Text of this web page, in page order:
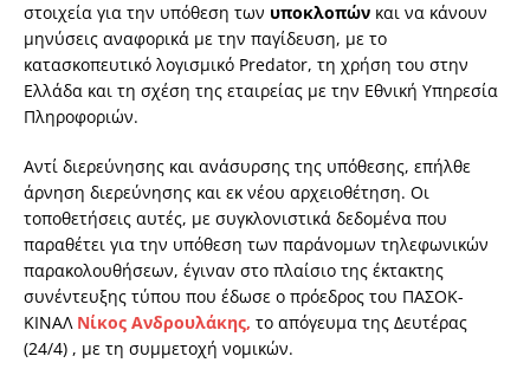
στοιχεία για την υπόθεση των υποκλοπών και να κάνουν
μηνύσεις αναφορικά με την παγίδευση, με το
κατασκοπευτικό λογισμικό Predator, τη χρήση του στην
Ελλάδα και τη σχέση της εταιρείας με την Εθνική Υπηρεσία
Πληροφοριών.
Αντί διερεύνησης και ανάσυρσης της υπόθεσης, επήλθε
άρνηση διερεύνησης και εκ νέου αρχειοθέτηση. Οι
τοποθετήσεις αυτές, με συγκλονιστικά δεδομένα που
παραθέτει για την υπόθεση των παράνομων τηλεφωνικών
παρακολουθήσεων, έγιναν στο πλαίσιο της έκτακτης
συνέντευξης τύπου που έδωσε ο πρόεδρος του ΠΑΣΟΚ-
ΚΙΝΑΛ Νίκος Ανδρουλάκης, το απόγευμα της Δευτέρας
(24/4) , με τη συμμετοχή νομικών.